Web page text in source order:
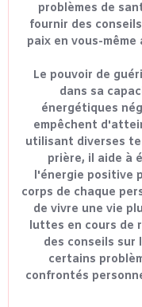
problèmes de
fournir des
paix en vous-
Le pouvoir de
dans sa
énergétiques
empêchent
utilisant diverses
prière, il aide à
l'énergie positive
corps de chaque
de vivre une vie
luttes en cours de
des conseils sur
certains
confrontés